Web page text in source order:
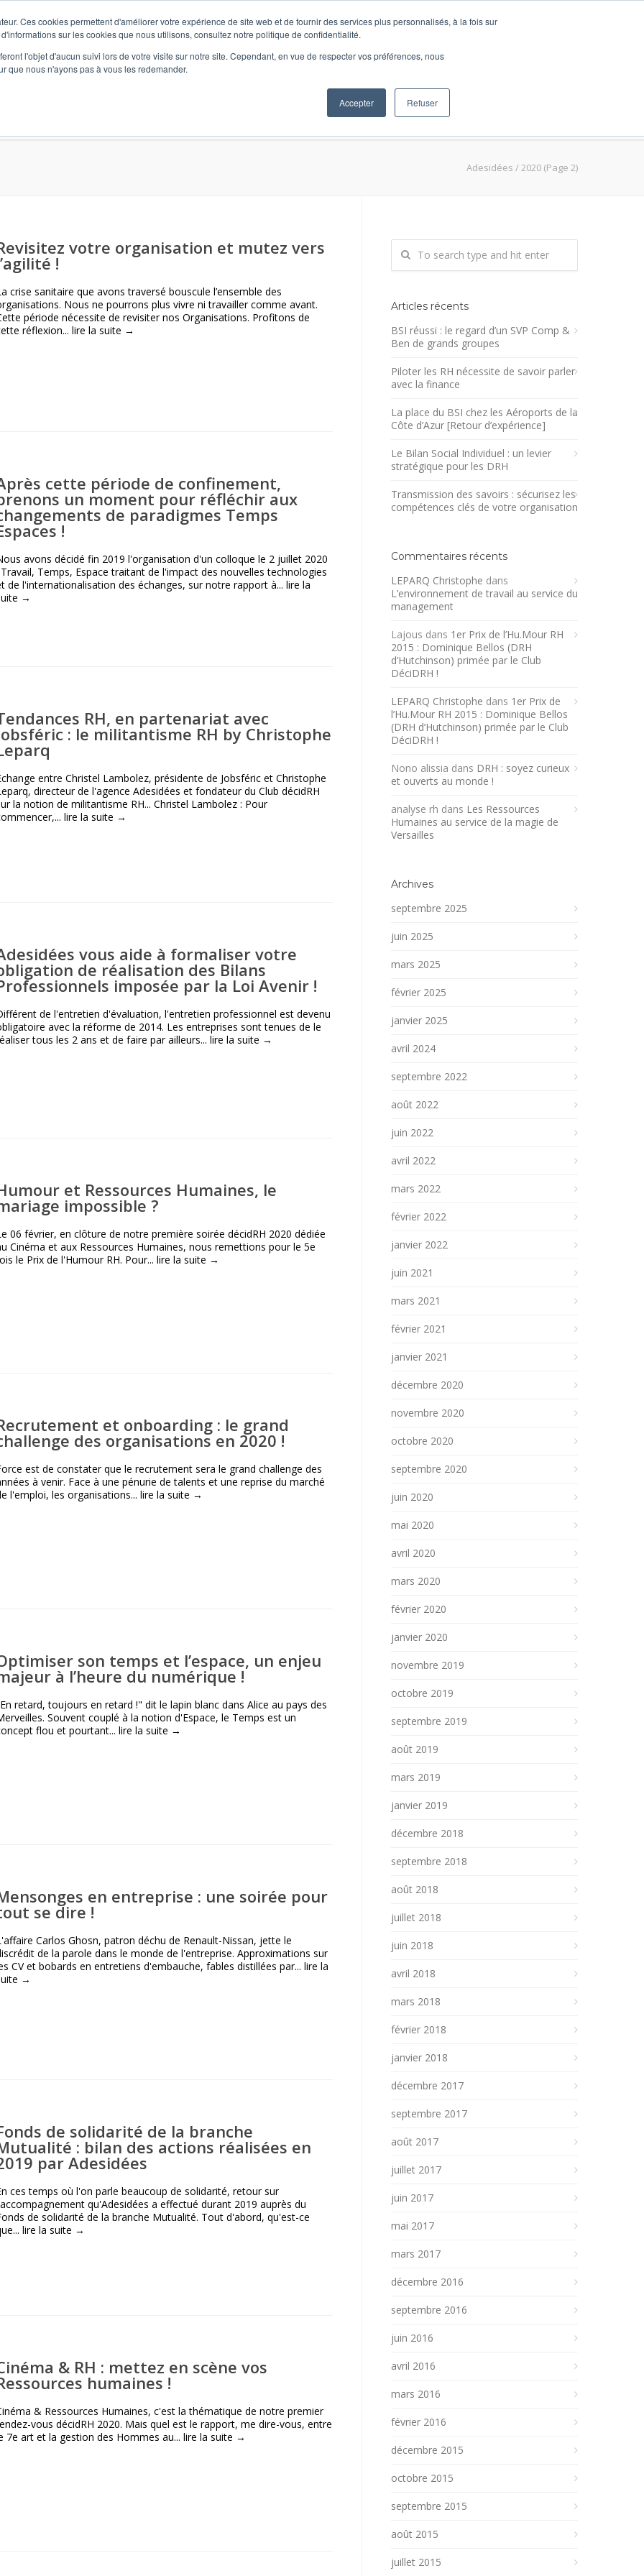
Ces cookies permettent d'améliorer votre expérience de site web et de fournir des services plus personnalisés, à la fois sur
sur les cookies que nous utilisons, consultez notre politique de confidentialité.
l'objet d'aucun suivi lors de votre visite sur notre site. Cependant, en vue de respecter vos préférences, nous
que nous n'ayons pas à vous les redemander.
Accepter Refuser
Formations DécidRH BLOG
Adesidées /2020 (Page 2)
votre organisation et mutez vers
!
crise sanitaire que avons traversé bouscule l’ensemble des
Nous ne pourrons plus vivre ni travailler comme avant.
période nécessite de revisiter nos Organisations. Profitons de
réflexion... lire la suite →
cette période de confinement,
un moment pour réfléchir aux
de paradigmes Temps
!
avons décidé fin 2019 l'organisation d'un colloque le 2 juillet 2020
Temps, Espace traitant de l'impact des nouvelles technologies
de l'internationalisation des échanges, sur notre rapport à... lire la
→
RH, en partenariat avec
: le militantisme RH by Christophe
entre Christel Lambolez, présidente de Jobsféric et Christophe
directeur de l'agence Adesidées et fondateur du Club décidRH
la notion de militantisme RH... Christel Lambolez : Pour
lire la suite →
vous aide à formaliser votre
de réalisation des Bilans
imposée par la Loi Avenir !
de l'entretien d'évaluation, l'entretien professionnel est devenu
avec la réforme de 2014. Les entreprises sont tenues de le
tous les 2 ans et de faire par ailleurs... lire la suite →
et Ressources Humaines, le
impossible ?
06 février, en clôture de notre première soirée décidRH 2020 dédiée
Cinéma et aux Ressources Humaines, nous remettions pour le 5e
le Prix de l'Humour RH. Pour... lire la suite →
et onboarding : le grand
des organisations en 2020 !
est de constater que le recrutement sera le grand challenge des
à venir. Face à une pénurie de talents et une reprise du marché
l'emploi, les organisations... lire la suite →
son temps et l’espace, un enjeu
à l’heure du numérique !
retard, toujours en retard !" dit le lapin blanc dans Alice au pays des
Souvent couplé à la notion d'Espace, le Temps est un
flou et pourtant... lire la suite →
en entreprise : une soirée pour
se dire !
Carlos Ghosn, patron déchu de Renault-Nissan, jette le
de la parole dans le monde de l'entreprise. Approximations sur
CV et bobards en entretiens d'embauche, fables distillées par... lire la
→
de solidarité de la branche
: bilan des actions réalisées en
par Adesidées
ces temps où l'on parle beaucoup de solidarité, retour sur
qu'Adesidées a effectué durant 2019 auprès du
de solidarité de la branche Mutualité. Tout d'abord, qu'est-ce
lire la suite →
& RH : mettez en scène vos
humaines !
& Ressources Humaines, c'est la thématique de notre premier
vous décidRH 2020. Mais quel est le rapport, me dire-vous, entre
7e art et la gestion des Hommes au... lire la suite →
Articles récents
BSI réussi : le regard d’un SVP Comp &
Ben de grands groupes
Piloter les RH nécessite de savoir parler
avec la finance
La place du BSI chez les Aéroports de la
Côte d’Azur [Retour d’expérience]
Le Bilan Social Individuel : un levier
stratégique pour les DRH
Transmission des savoirs : sécurisez les
compétences clés de votre organisation
Commentaires récents
LEPARQ Christophe dans
L’environnement de travail au service du
management
Lajous dans 1er Prix de l’Hu.Mour RH
2015 : Dominique Bellos (DRH
d’Hutchinson) primée par le Club
DéciDRH !
LEPARQ Christophe dans 1er Prix de
l’Hu.Mour RH 2015 : Dominique Bellos
(DRH d’Hutchinson) primée par le Club
DéciDRH !
Nono alissia dans DRH : soyez curieux
et ouverts au monde !
analyse rh dans Les Ressources
Humaines au service de la magie de
Versailles
Archives
septembre 2025
juin 2025
mars 2025
février 2025
janvier 2025
avril 2024
septembre 2022
août 2022
juin 2022
avril 2022
mars 2022
février 2022
janvier 2022
juin 2021
mars 2021
février 2021
janvier 2021
décembre 2020
novembre 2020
octobre 2020
septembre 2020
juin 2020
mai 2020
avril 2020
mars 2020
février 2020
janvier 2020
novembre 2019
octobre 2019
septembre 2019
août 2019
mars 2019
janvier 2019
décembre 2018
septembre 2018
août 2018
juillet 2018
juin 2018
avril 2018
mars 2018
février 2018
janvier 2018
décembre 2017
septembre 2017
août 2017
juillet 2017
juin 2017
mai 2017
mars 2017
décembre 2016
septembre 2016
juin 2016
avril 2016
mars 2016
février 2016
décembre 2015
octobre 2015
septembre 2015
août 2015
juillet 2015